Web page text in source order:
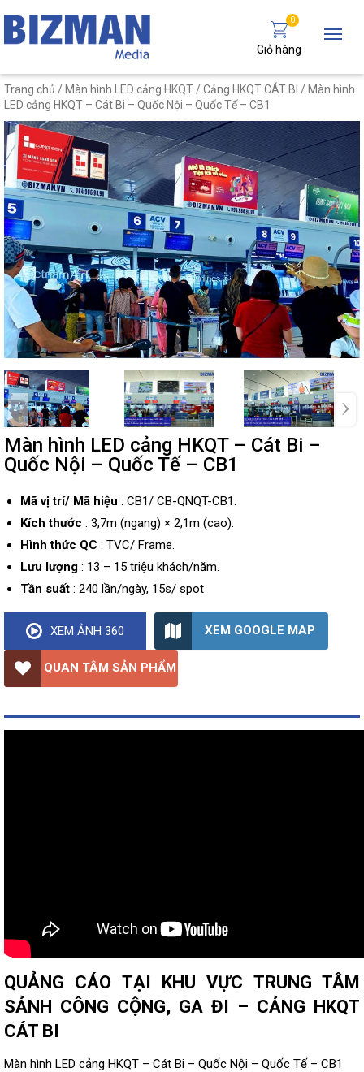
0
Giỏ hàng
Trang chủ / Màn hình LED cảng HKQT /Cảng HKQT CÁT BI / Màn hình
LED cảng HKQT – Cát Bi – Quốc Nội – Quốc Tế – CB1
Màn hình LED cảng HKQT – Cát Bi –
Quốc Nội – Quốc Tế – CB1
Mã vị trí/ Mã hiệu : CB1/ CB-QNQT-CB1.
Kích thước : 3,7m (ngang) × 2,1m (cao).
Hình thức QC : TVC/ Frame.
Lưu lượng : 13 – 15 triệu khách/năm.
Tần suất : 240 lần/ngày, 15s/ spot
XEM ẢNH 360 XEM GOOGLE MAP
QUAN TÂM SẢN PHẨM
QUẢNG CÁO TẠI KHU VỰC TRUNG TÂM
SẢNH CÔNG CỘNG, GA ĐI – CẢNG HKQT
CÁT BI
Màn hình LED cảng HKQT – Cát Bi – Quốc Nội – Quốc Tế – CB1